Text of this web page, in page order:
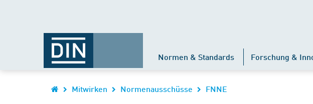
Normen & Standards Forschung &
Mitwirken Normenausschüsse FNNE